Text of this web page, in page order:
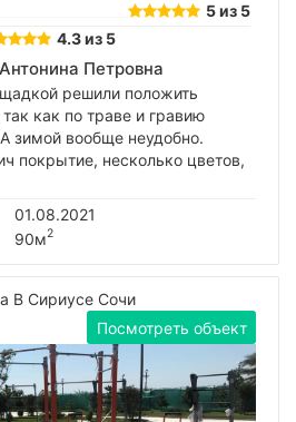
5 из 5
4.3 из 5
Антонина Петровна
решили положить
как по траве и гравию
зимой вообще неудобно.
покрытие, несколько цветов,
01.08.2021
90м2
В Сириусе Сочи
Посмотреть объект